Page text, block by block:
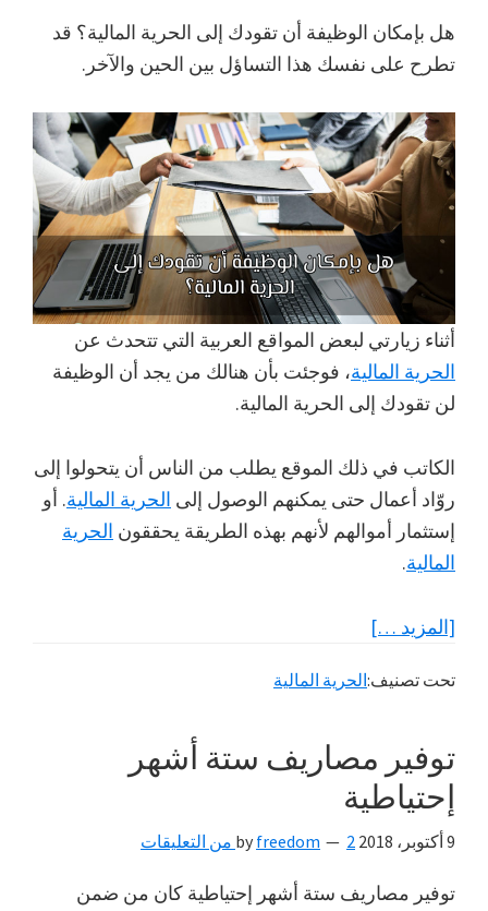
هل بإمكان الوظيفة أن تقودك إلى الحرية المالية؟ قد
تطرح على نفسك هذا التساؤل بين الحين والآخر.
أثناء زيارتي لبعض المواقع العربية التي تتحدث عن
الحرية المالية، فوجئت بأن هنالك من يجد أن الوظيفة
لن تقودك إلى الحرية المالية.
الكاتب في ذلك الموقع يطلب من الناس أن يتحولوا إلى
روّاد أعمال حتى يمكنهم الوصول إلى الحرية المالية. أو
إستثمار أموالهم لأنهم بهذه الطريقة يحققون الحرية
المالية.
[المزيد …]
الوظيفة
تقودك
الحرية
المالية؟
تحت تصنيف:الحرية المالية
توفير مصاريف ستة أشهر
إحتياطية
9 أكتوبر، 2018 freedom 2 من التعليقات
توفير مصاريف ستة أشهر إحتياطية كان من ضمن